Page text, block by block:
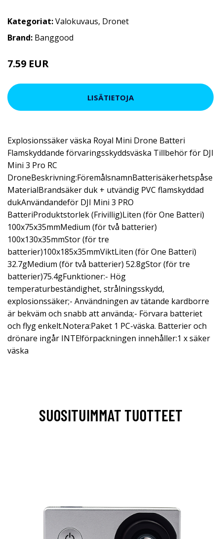
Kategoriat:Valokuvaus, Dronet
Brand: Banggood
7.59 EUR
LISÄTIETOJA
Explosionssäker väska Royal Mini Drone Batteri
Flamskyddande förvaringsskyddsväska Tillbehör för DJI
Mini 3 Pro RC
DroneBeskrivning:FöremålsnamnBatterisäkerhetspåse
MaterialBrandsäker duk + utvändig PVC flamskyddad
dukAnvändandeför DJI Mini 3 PRO
BatteriProduktstorlek (Frivillig)Liten (för One Batteri)
100x75x35mmMedium (för två batterier)
100x130x35mmStor (för tre
batterier)100x185x35mmViktLiten (för One Batteri)
32.7gMedium (för två batterier) 52.8gStor (för tre
batterier)75.4gFunktioner:- Hög
temperaturbeständighet, strålningsskydd,
explosionssäker;- Användningen av tätande kardborre
är bekväm och snabb att använda;- Förvara batteriet
och flyg enkelt.Notera:Paket 1 PC-väska. Batterier och
drönare ingår INTE!förpackningen innehåller:1 x säker
väska
SUOSITUIMMAT TUOTTEET